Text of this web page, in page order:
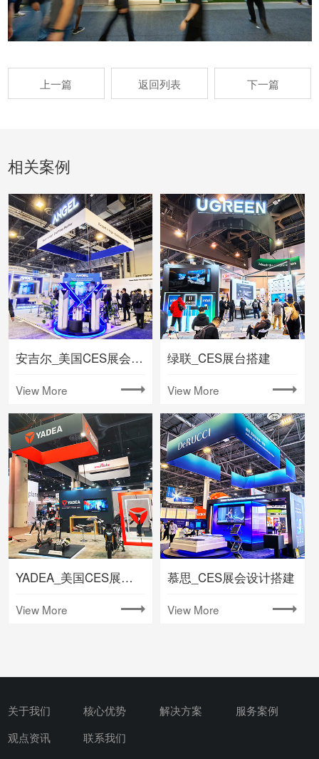
上一篇 返回列表 下一篇
相关案例
安吉尔_美国CES展会搭建
View More
绿联_CES展台搭建
View More
YADEA_美国CES展台搭建
View More
慕思_CES展会设计搭建
View More
关于我们 核心优势 解决方案
服务案例
观点资讯
联系我们